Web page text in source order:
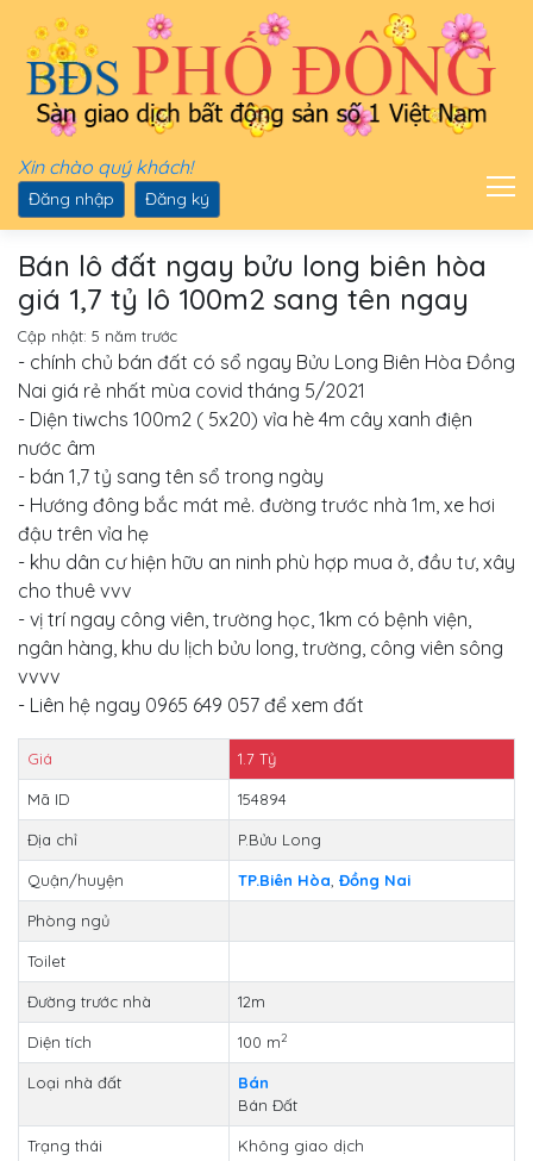
Xin chào quý khách!
Đăng nhập Đăng ký
Bán lô đất ngay bửu long biên hòa
giá 1,7 tỷ lô 100m2 sang tên ngay
Cập nhật: 5 năm trước
- chính chủ bán đất có sổ ngay Bửu Long Biên Hòa Đồng
Nai giá rẻ nhất mùa covid tháng 5/2021
- Diện tiwchs 100m2 ( 5x20) vỉa hè 4m cây xanh điện
nước âm
- bán 1,7 tỷ sang tên sổ trong ngày
- Hướng đông bắc mát mẻ. đường trước nhà 1m, xe hơi
đậu trên vỉa hẹ
- khu dân cư hiện hữu an ninh phù hợp mua ở, đầu tư, xây
cho thuê vvv
- vị trí ngay công viên, trường học, 1km có bệnh viện,
ngân hàng, khu du lịch bửu long, trường, công viên sông
vvvv
- Liên hệ ngay 0965 649 057 để xem đất
Giá 1.7 Tỷ
Mã ID 154894
Địa chỉ P.Bửu Long
Quận/huyện TP.Biên Hòa Đồng Nai
Phòng ngủ
Toilet
Đường trước nhà 12m
Diện tích 100 m2
Loại nhà đất
Bán
Bán Đất
Trạng thái Không giao dịch